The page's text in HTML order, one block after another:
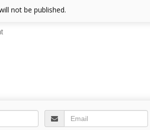
not be published.